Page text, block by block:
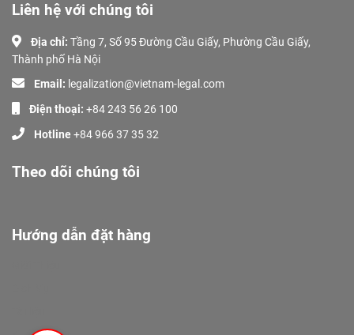
Liên hệ với chúng tôi
Địa chỉ: Tầng 7, Số 95 Đường Cầu Giấy, Phường Cầu Giấy,
Thành phố Hà Nội
Email: legalization@vietnam-legal.com
Điện thoại: +84 243 56 26 100
Hotline+84 966 37 35 32
Theo dõi chúng tôi
Hướng dẫn đặt hàng